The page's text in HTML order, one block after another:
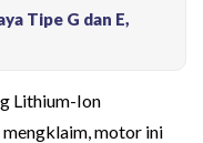
Tipe G dan E,
Lithium-Ion
mengklaim, motor ini